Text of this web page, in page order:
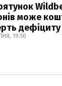
може
19:50